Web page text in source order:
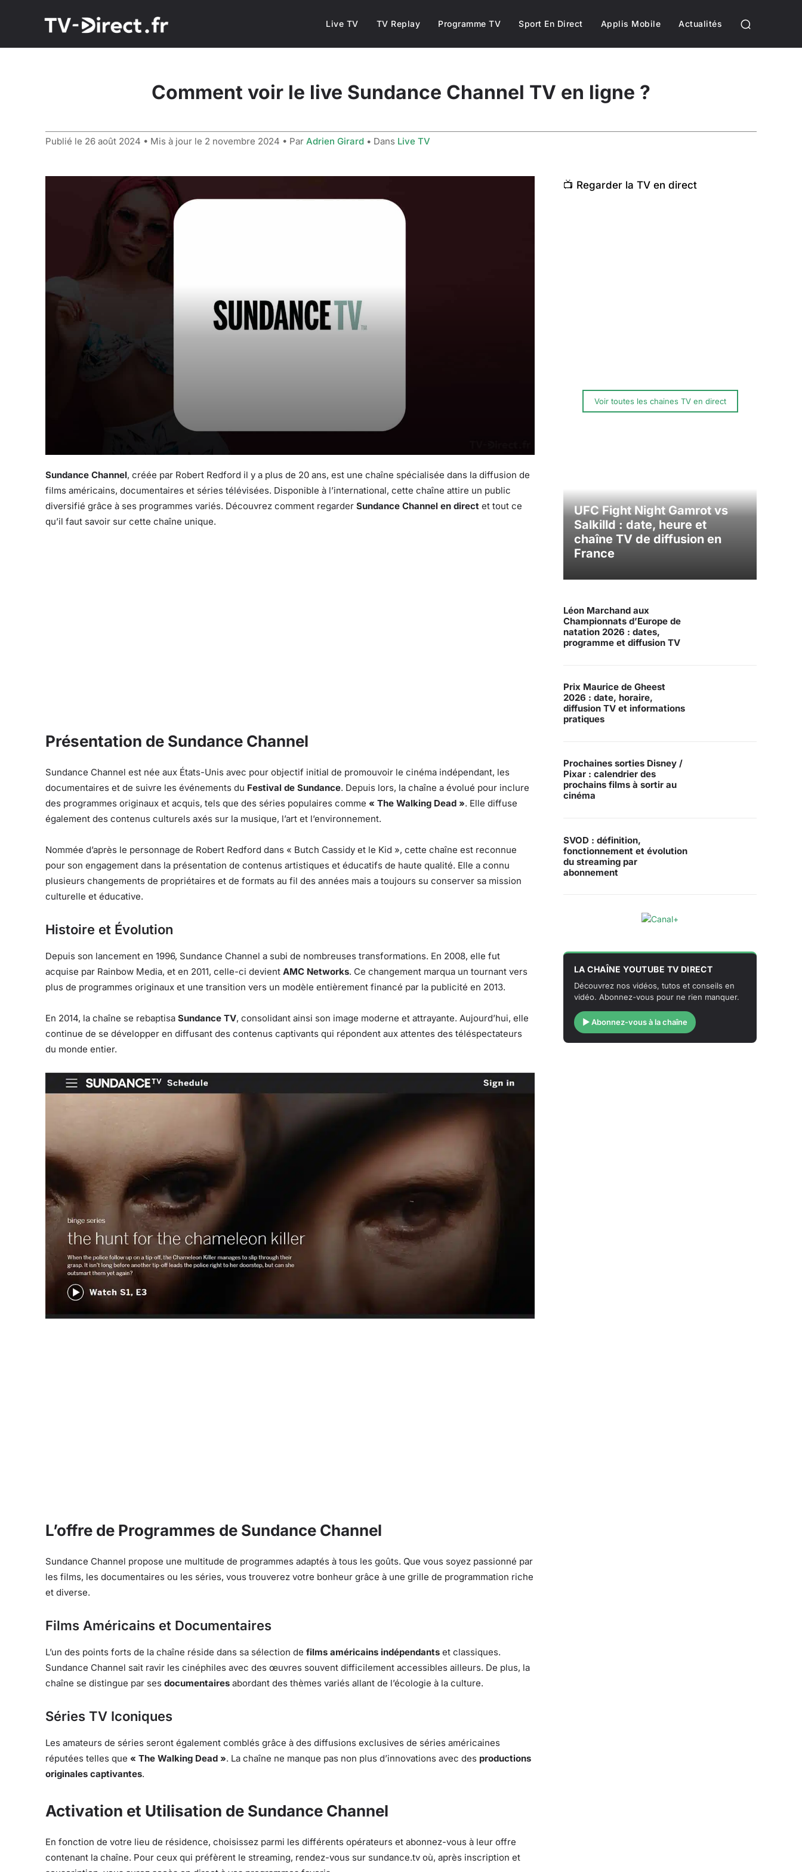
Live TV TV Replay Programme TV Sport En Direct Applis Mobile Actualités
Comment voir le live Sundance Channel TV en ligne ?
Publié le 26 août 2024 • Mis à jour le 2 novembre 2024 • Par Adrien Girard • Dans Live TV
Sundance Channel, créée par Robert Redford il y a plus de 20 ans, est une chaîne spécialisée dans la diffusion de
films américains, documentaires et séries télévisées. Disponible à l’international, cette chaîne attire un public
diversifié grâce à ses programmes variés. Découvrez comment regarder Sundance Channel en direct et tout ce
qu’il faut savoir sur cette chaîne unique.
Présentation de Sundance Channel
Sundance Channel est née aux États-Unis avec pour objectif initial de promouvoir le cinéma indépendant, les
documentaires et de suivre les événements du Festival de Sundance. Depuis lors, la chaîne a évolué pour inclure
des programmes originaux et acquis, tels que des séries populaires comme « The Walking Dead ». Elle diffuse
également des contenus culturels axés sur la musique, l’art et l’environnement.
Nommée d’après le personnage de Robert Redford dans « Butch Cassidy et le Kid », cette chaîne est reconnue
pour son engagement dans la présentation de contenus artistiques et éducatifs de haute qualité. Elle a connu
plusieurs changements de propriétaires et de formats au fil des années mais a toujours su conserver sa mission
culturelle et éducative.
Histoire et Évolution
Depuis son lancement en 1996, Sundance Channel a subi de nombreuses transformations. En 2008, elle fut
acquise par Rainbow Media, et en 2011, celle-ci devient AMC Networks. Ce changement marqua un tournant vers
plus de programmes originaux et une transition vers un modèle entièrement financé par la publicité en 2013.
En 2014, la chaîne se rebaptisa Sundance TV, consolidant ainsi son image moderne et attrayante. Aujourd’hui, elle
continue de se développer en diffusant des contenus captivants qui répondent aux attentes des téléspectateurs
du monde entier.
L’offre de Programmes de Sundance Channel
Sundance Channel propose une multitude de programmes adaptés à tous les goûts. Que vous soyez passionné par
les films, les documentaires ou les séries, vous trouverez votre bonheur grâce à une grille de programmation riche
et diverse.
Films Américains et Documentaires
L’un des points forts de la chaîne réside dans sa sélection de films américains indépendants et classiques.
Sundance Channel sait ravir les cinéphiles avec des œuvres souvent difficilement accessibles ailleurs. De plus, la
chaîne se distingue par ses documentaires abordant des thèmes variés allant de l’écologie à la culture.
Séries TV Iconiques
Les amateurs de séries seront également comblés grâce à des diffusions exclusives de séries américaines
réputées telles que « The Walking Dead ». La chaîne ne manque pas non plus d’innovations avec des productions
originales captivantes.
Activation et Utilisation de Sundance Channel
En fonction de votre lieu de résidence, choisissez parmi les différents opérateurs et abonnez-vous à leur offre
contenant la chaîne. Pour ceux qui préfèrent le streaming, rendez-vous sur sundance.tv où, après inscription et
📺 Regarder la TV en direct
Voir toutes les chaines TV en direct
UFC Fight Night Gamrot vs
Salkilld : date, heure et
chaîne TV de diffusion en
France
Léon Marchand aux
Championnats d’Europe de
natation 2026 : dates,
programme et diffusion TV
Prix Maurice de Gheest
2026 : date, horaire,
diffusion TV et informations
pratiques
Prochaines sorties Disney /
Pixar : calendrier des
prochains films à sortir au
cinéma
SVOD : définition,
fonctionnement et évolution
du streaming par
abonnement
LA CHAÎNE YOUTUBE TV DIRECT
Découvrez nos vidéos, tutos et conseils en
vidéo. Abonnez-vous pour ne rien manquer.
▶ Abonnez-vous à la chaîne